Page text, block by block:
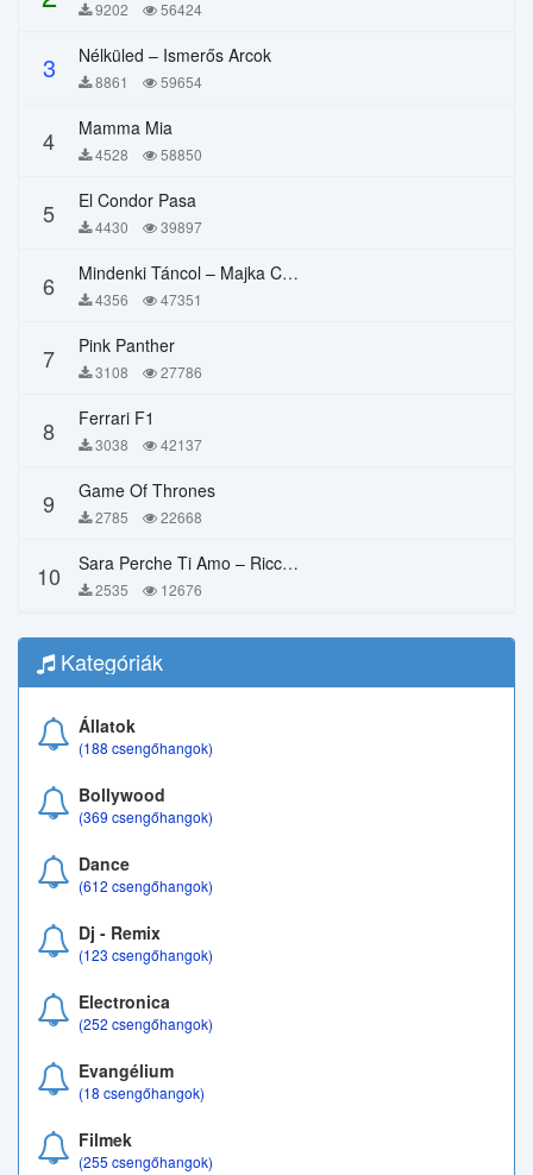
9202 56424
3 Nélküled – Ismerős Arcok
8861 59654
4 Mamma Mia
4528 58850
5 El Condor Pasa
4430 39897
6 Mindenki Táncol – Majka Curtis, Péter Majoros
4356 47351
7 Pink Panther
3108 27786
8 Ferrari F1
3038 42137
9 Game Of Thrones
2785 22668
10 Sara Perche Ti Amo – Ricchi E Poveri
2535 12676
Kategóriák
Állatok
(188 csengőhangok)
Bollywood
(369 csengőhangok)
Dance
(612 csengőhangok)
Dj - Remix
(123 csengőhangok)
Electronica
(252 csengőhangok)
Evangélium
(18 csengőhangok)
Filmek
(255 csengőhangok)